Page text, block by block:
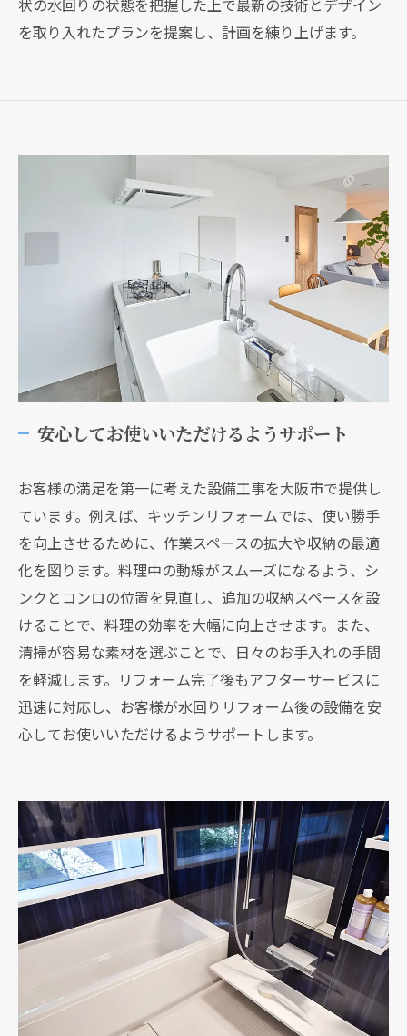
状の水回りの状態を把握した上で最新の技術とデザイン
を取り入れたプランを提案し、計画を練り上げます。
安心してお使いいただけるようサポート
お客様の満足を第一に考えた設備工事を大阪市で提供し
ています。例えば、キッチンリフォームでは、使い勝手
を向上させるために、作業スペースの拡大や収納の最適
化を図ります。料理中の動線がスムーズになるよう、シ
ンクとコンロの位置を見直し、追加の収納スペースを設
けることで、料理の効率を大幅に向上させます。また、
清掃が容易な素材を選ぶことで、日々のお手入れの手間
を軽減します。リフォーム完了後もアフターサービスに
迅速に対応し、お客様が水回りリフォーム後の設備を安
心してお使いいただけるようサポートします。